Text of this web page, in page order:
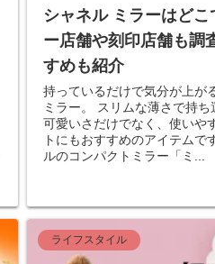
シャネル ミラーはど
ー店舗や刻印店舗も調
すめも紹介
持っているだけで気分が上が
ミラー。 スリムな薄さで持
可愛いさだけでなく、使いや
トにもおすすめのアイテムで
ルのコンパクトミラー「ミ...
ライフスタイル